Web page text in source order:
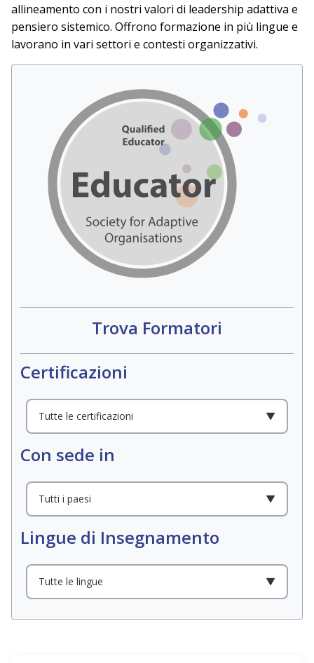
allineamento con i nostri valori di leadership adattiva e
pensiero sistemico. Offrono formazione in più lingue e
lavorano in vari settori e contesti organizzativi.
Trova Formatori
Filter educators by criteria
Certificazioni
Tutte le certificazioni
▼
Con sede in
Tutti i paesi
▼
Lingue di Insegnamento
Tutte le lingue
▼